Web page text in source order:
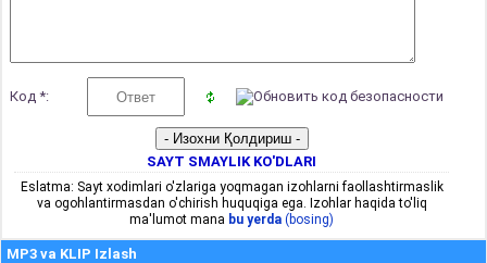
Код *:
SAYT SMAYLIK KO'DLARI
Eslatma: Sayt xodimlari o'zlariga yoqmagan izohlarni faollashtirmaslik
va ogohlantirmasdan o'chirish huquqiga ega. Izohlar haqida to'liq
ma'lumot mana bu yerda (bosing)
MP3 va KLIP Izlash